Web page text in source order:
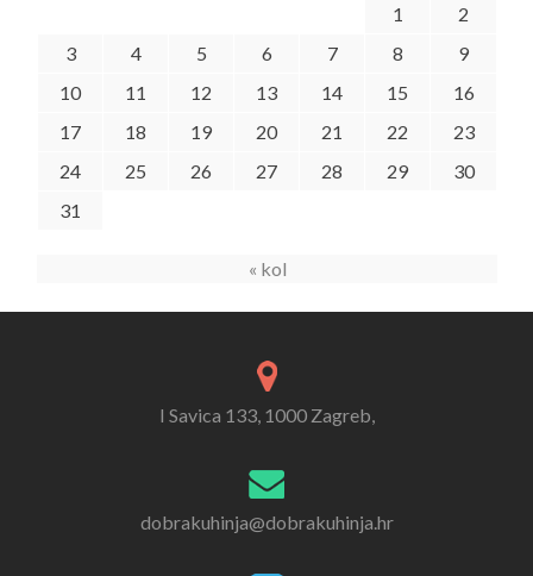
1
2
3
4 5 6 7 8
9
10
11 12 13 14 15
16
17
18 19 20 21 22
23
24
25 26 27 28 29
30
31
« kol
I Savica 133, 1000 Zagreb,
dobrakuhinja@dobrakuhinja.hr